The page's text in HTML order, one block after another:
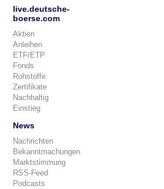
live.deutsche-
boerse.com
Aktien
Anleihen
ETF/ETP
Fonds
Rohstoffe
Zertifikate
Nachhaltig
Einstieg
News
Nachrichten
Bekanntmachungen
Marktstimmung
RSS-Feed
Podcasts